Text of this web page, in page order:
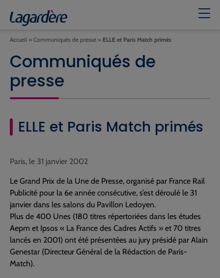
Accueil » Communiqués de presse » ELLE et Paris Match primés
Communiqués de
presse
ELLE et Paris Match primés
Paris, le 31 janvier 2002
Le Grand Prix de la Une de Presse, organisé par France Rail
Publicité pour la 6e année consécutive, s’est déroulé le 31
janvier dans les salons du Pavillon Ledoyen.
Plus de 400 Unes (180 titres répertoriées dans les études
Aepm et Ipsos « La France des Cadres Actifs » et 70 titres
lancés en 2001) ont été présentées au jury présidé par Alain
Genestar (Directeur Général de la Rédaction de Paris-
Match).